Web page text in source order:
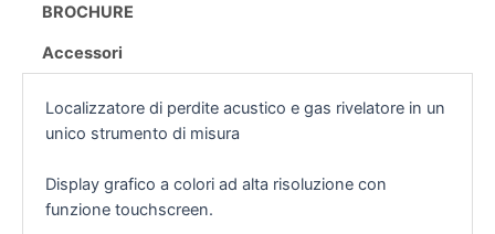
BROCHURE
Accessori
Localizzatore di perdite acustico e gas rivelatore in un
unico strumento di misura
Display grafico a colori ad alta risoluzione con
funzione touchscreen.